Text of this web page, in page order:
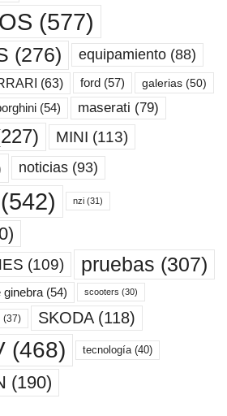
(577)
(276) equipamiento (88)
(63) ford (57) galerias (50)
(54) maserati (79)
MINI (113)
noticias (93)
(542) nzi (31)
(109) pruebas (307)
ginebra (54) scooters (30)
(37) SKODA(118)
(468) tecnología (40)
(190)